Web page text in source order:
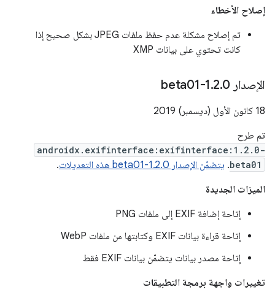
إصلاح الأخطاء
تم إصلاح مشكلة عدم حفظ ملفات JPEG بشكل صحيح إذا
كانت تحتوي على بيانات XMP
الإصدار 1 .2.0-beta01
‫18 كانون الأول (ديسمبر) 2019
تم طرح
androidx.exifinterface:exifinterface:1.2.0-
beta01
. يتضمّن الإصدار 1.2.0-beta01 هذه التعديلات
.
الميزات الجديدة
إتاحة إضافة EXIF إلى ملفات PNG
إتاحة قراءة بيانات EXIF وكتابتها من ملفات WebP
إتاحة مصدر بيانات يتضمّن بيانات EXIF فقط
تغييرات واجهة برمجة التطبيقات